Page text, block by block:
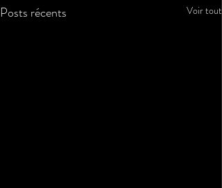
Posts récents Voir tout